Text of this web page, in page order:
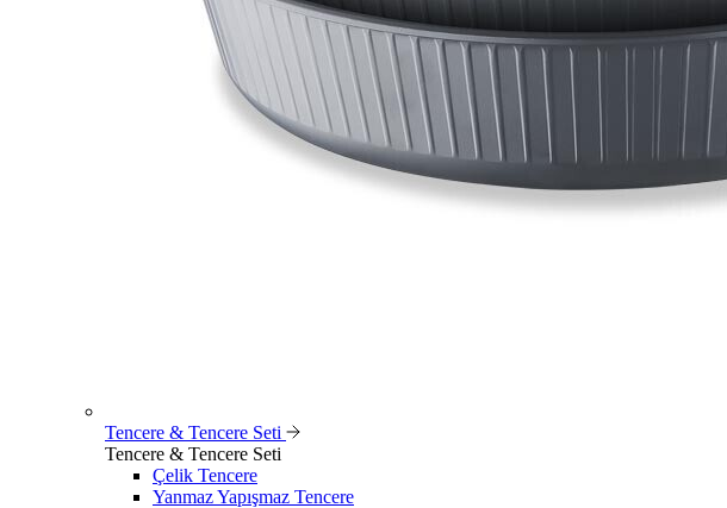
Tencere & Tencere Seti
Tencere & Tencere Seti
Çelik Tencere
Yanmaz Yapışmaz Tencere